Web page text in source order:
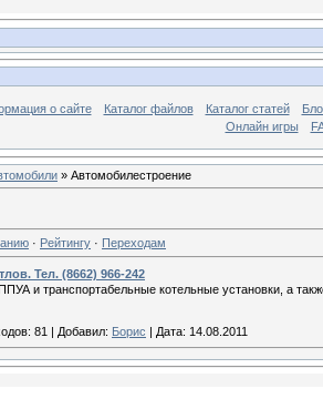
о сайте Каталог файлов Каталог статей
Онлайн игры
» Автомобилестроение
· Рейтингу · Переходам
Тел. (8662) 966-242
и транспортабельные котельные установки, а
81 | Добавил: Борис | Дата: 14.08.2011